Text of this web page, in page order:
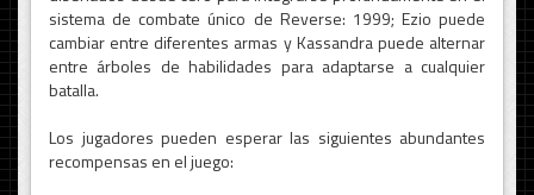
sistema de combate único de Reverse: 1999; Ezio puede
cambiar entre diferentes armas y Kassandra puede alternar
entre árboles de habilidades para adaptarse a cualquier
batalla.
Los jugadores pueden esperar las siguientes abundantes
recompensas en el juego: